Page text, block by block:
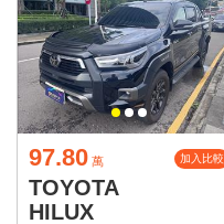
97.80 萬 加入比較
TOYOTA
HILUX